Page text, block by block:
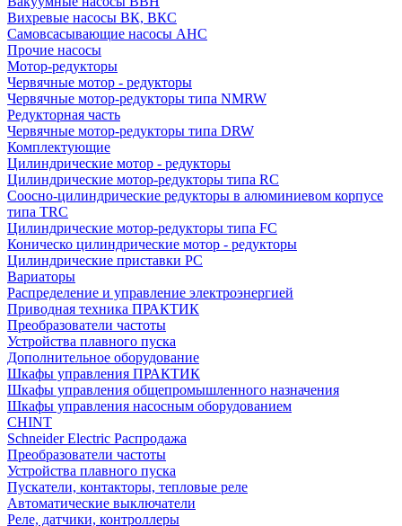
Вихревые насосы ВК, ВКС
Самовсасывающие насосы АНС
Прочие насосы
Мотор-редукторы
Червячные мотор - редукторы
Червячные мотор-редукторы типа NMRW
Редукторная часть
Червячные мотор-редукторы типа DRW
Комплектующие
Цилиндрические мотор - редукторы
Цилиндрические мотор-редукторы типа RC
Соосно-цилиндрические редукторы в алюминиевом корпусе
типа TRC
Цилиндрические мотор-редукторы типа FC
Коническо цилиндрические мотор - редукторы
Цилиндрические приставки PC
Вариаторы
Распределение и управление электроэнергией
Приводная техника ПРАКТИК
Преобразователи частоты
Устройства плавного пуска
Дополнительное оборудование
Шкафы управления ПРАКТИК
Шкафы управления общепромышленного назначения
Шкафы управления насосным оборудованием
CHINT
Schneider Electric Распродажа
Преобразователи частоты
Устройства плавного пуска
Пускатели, контакторы, тепловые реле
Автоматические выключатели
Реле, датчики, контроллеры